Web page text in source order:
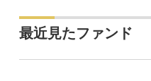
最近見たファンド